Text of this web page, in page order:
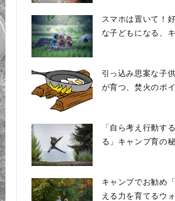
スマホは置いて！
な子どもになる、
引っ込み思案な子
が育つ、焚火のポ
「自ら考え行動す
る」キャンプ育の
キャンプでお勧め
える力を育てるウ